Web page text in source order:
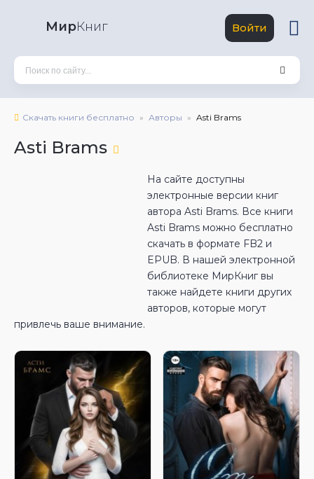
МирКниг Войти
Скачать книги бесплатно Авторы Asti Brams
Asti Brams
На сайте доступны
электронные версии книг
автора Asti Brams. Все книги
Asti Brams можно бесплатно
скачать в формате FB2 и
EPUB. В нашей электронной
библиотеке МирКниг вы
также найдете книги других
авторов, которые могут
привлечь ваше внимание.